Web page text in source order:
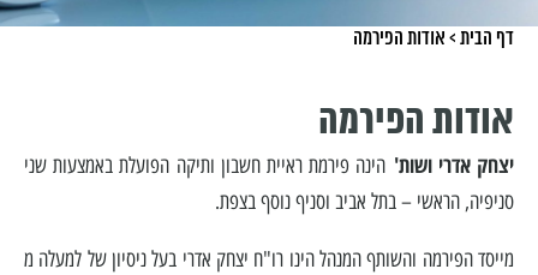
דף הבית > אודות הפירמה
אודות הפירמה
יצחק אדרי ושות' הינה פירמת ראיית חשבון ותיקה הפועלת באמצעות שני
סניפיה, הראשי – בתל אביב וסניף נוסף בצפת.
מייסד הפירמה והשותף המנהל הינו רו"ח יצחק אדרי בעל ניסיון של למעלה מ